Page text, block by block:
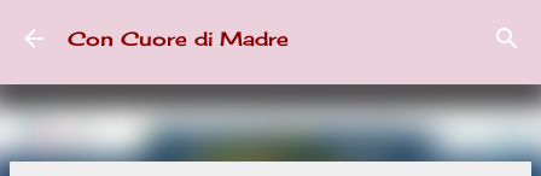
Passa ai contenuti principali
Con Cuore di Madre